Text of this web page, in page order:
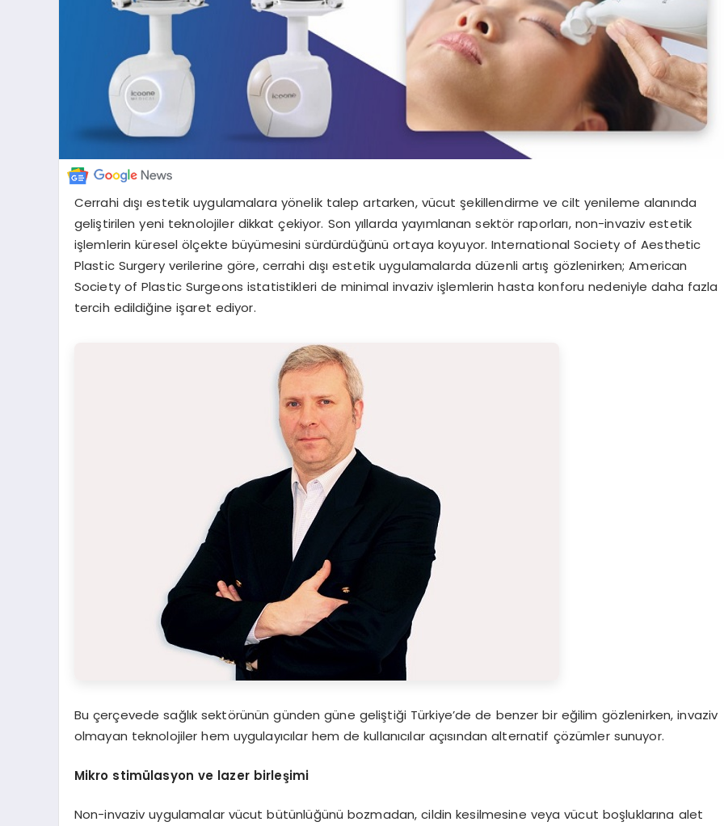
Cerrahi dışı estetik uygulamalara yönelik talep artarken, vücut şekillendirme ve cilt yenileme alanında
geliştirilen yeni teknolojiler dikkat çekiyor. Son yıllarda yayımlanan sektör raporları, non-invaziv estetik
işlemlerin küresel ölçekte büyümesini sürdürdüğünü ortaya koyuyor. International Society of Aesthetic
Plastic Surgery verilerine göre, cerrahi dışı estetik uygulamalarda düzenli artış gözlenirken; American
Society of Plastic Surgeons istatistikleri de minimal invaziv işlemlerin hasta konforu nedeniyle daha fazla
tercih edildiğine işaret ediyor.
Bu çerçevede sağlık sektörünün günden güne geliştiği Türkiye’de de benzer bir eğilim gözlenirken, invaziv
olmayan teknolojiler hem uygulayıcılar hem de kullanıcılar açısından alternatif çözümler sunuyor.
Mikro stimülasyon ve lazer birleşimi
Non-invaziv uygulamalar vücut bütünlüğünü bozmadan, cildin kesilmesine veya vücut boşluklarına alet